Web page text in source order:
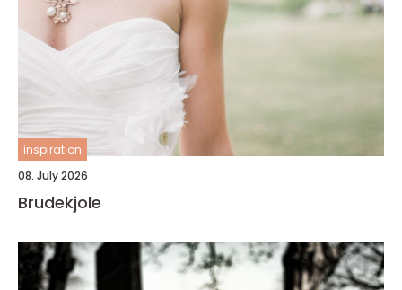
inspiration
08. July 2026
Brudekjole